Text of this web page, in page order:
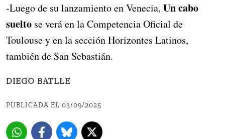
-Luego de su lanzamiento en Venecia, Un cabo
suelto se verá en la Competencia Oficial de
Toulouse y en la sección Horizontes Latinos,
también de San Sebastián.
DIEGO BATLLE
PUBLICADA EL 03/09/2025